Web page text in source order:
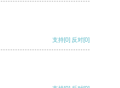
支持[0] 反对[0]